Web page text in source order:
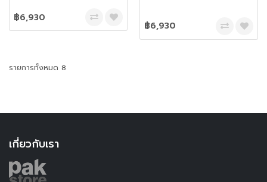
฿6,930
฿6,930
รายการทั้งหมด 8
เกี่ยวกับเรา